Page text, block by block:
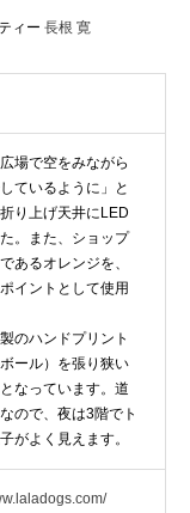
ィー 長根 寛
場で空をみながら
ているように」と
り上げ天井にLED
。また、ショップ
あるオレンジを、
イントとして使用
のハンドプリント
ール）を張り狭い
なっています。道
ので、夜は3階でト
がよく見えます。